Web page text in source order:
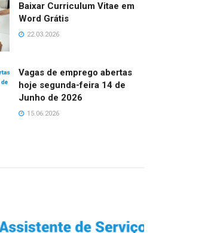
Baixar Curriculum Vitae em
Word Grátis
22.03.2026
Vagas de emprego abertas
hoje segunda-feira 14 de
Junho de 2026
15.06.2026